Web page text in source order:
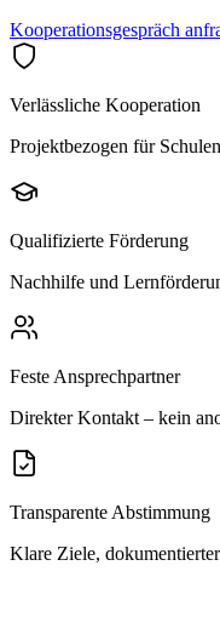
Kooperationsgespräch
Verlässliche Kooperation
Projektbezogen für
Qualifizierte Förderung
Nachhilfe und
Feste Ansprechpartner
Direkter Kontakt – kein
Transparente Abstimmung
Klare Ziele,